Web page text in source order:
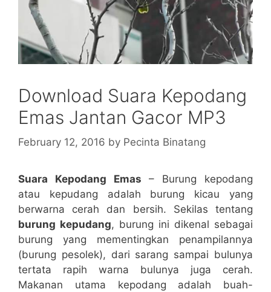
Download Suara Kepodang
Emas Jantan Gacor MP3
February 12, 2016 by Pecinta Binatang
Suara Kepodang Emas – Burung kepodang
atau kepudang adalah burung kicau yang
berwarna cerah dan bersih. Sekilas tentang
burung kepudang, burung ini dikenal sebagai
burung yang mementingkan penampilannya
(burung pesolek), dari sarang sampai bulunya
tertata rapih warna bulunya juga cerah.
Makanan utama kepodang adalah buah-